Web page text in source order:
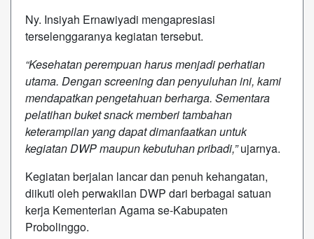
Ny. Insiyah Ernawiyadi mengapresiasi
terselenggaranya kegiatan tersebut.
“Kesehatan perempuan harus menjadi perhatian
utama. Dengan screening dan penyuluhan ini, kami
mendapatkan pengetahuan berharga. Sementara
pelatihan buket snack memberi tambahan
keterampilan yang dapat dimanfaatkan untuk
kegiatan DWP maupun kebutuhan pribadi,”ujarnya.
Kegiatan berjalan lancar dan penuh kehangatan,
diikuti oleh perwakilan DWP dari berbagai satuan
kerja Kementerian Agama se-Kabupaten
Probolinggo.